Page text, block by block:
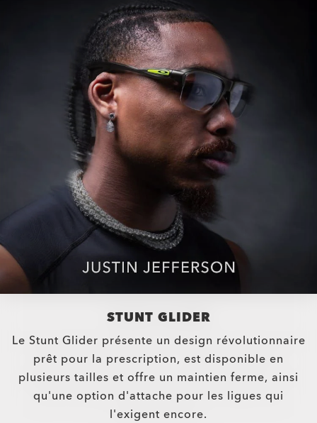
STUNT GLIDER
Le Stunt Glider présente un design révolutionnaire
prêt pour la prescription, est disponible en
plusieurs tailles et offre un maintien ferme, ainsi
qu'une option d'attache pour les ligues qui
l'exigent encore.